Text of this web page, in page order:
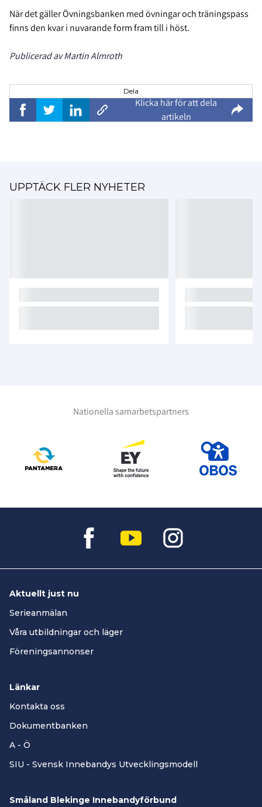
När det gäller Övningsbanken med övningar och träningspass
finns den kvar i nuvarande form fram till i höst.
Publicerad av Martin Almroth
Dela
Klicka här för att dela
artikeln
UPPTÄCK FLER NYHETER
Nationella samarbetspartners
Aktuellt just nu
Serieanmälan
Våra utbildningar och läger
Föreningsannonser
Länkar
Kontakta oss
Dokumentbanken
A - Ö
SIU - Svensk Innebandys Utvecklingsmodell
Småland Blekinge Innebandyförbund